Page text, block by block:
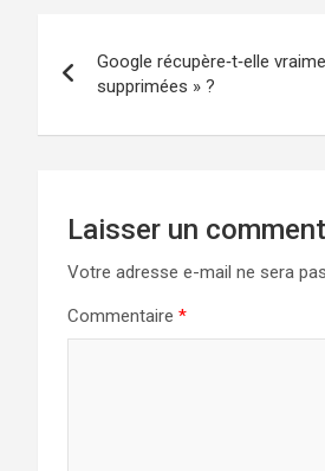
de
l’article
Google récupère‑t‑elle
supprimées » ?
Laisser un
Votre adresse e-mail ne sera
Commentaire *